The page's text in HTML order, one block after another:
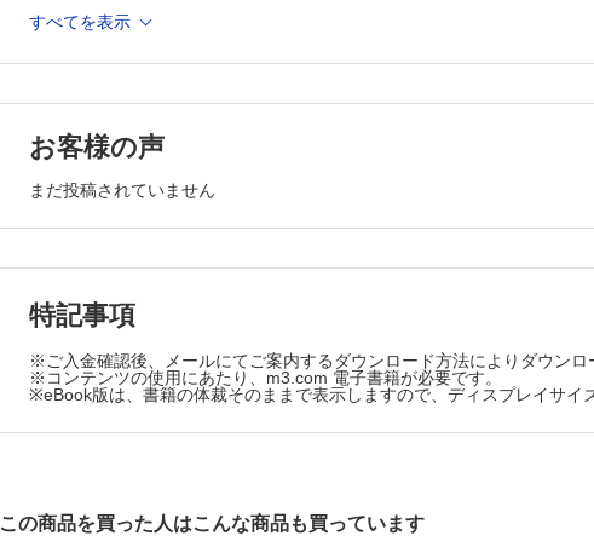
緑内障点眼治療中に眼瞼腫脹を訴えた症例
子）
糖尿病に併発した開放隅角期の血管新生緑
手術と周術期管理／レーザー虹彩切開術の
原発閉塞隅角症疑いと診断し，レーザー虹
手術と周術期管理／濾過胞漏出 （小竹 修，
2 診断編
主訴の聴取と検査手順
眼底
視野
隅角
目標眼圧の設定と再評価
高眼圧症
原発開放隅角緑内障（広義）
原発閉塞隅角緑内障
小児緑内障
血管新生緑内障
すべてを表示
お客様の声
まだ投稿されていません
特記事項
※ご入金確認後、メールにてご案内するダウンロード方法によりダウンロ
※コンテンツの使用にあたり、m3.com 電子書籍が必要です。
※eBook版は、書籍の体裁そのままで表示しますので、ディスプレイサイ
この商品を買った人はこんな商品も買っています